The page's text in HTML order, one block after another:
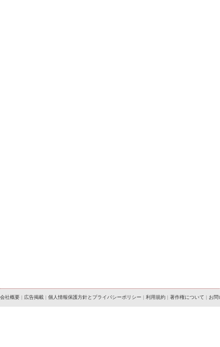
会社概要 | 広告掲載 | 個人情報保護方針とプライバシーポリシー | 利用規約 | 著作権について | お問